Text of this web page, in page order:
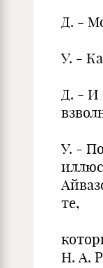
Д. -
У. -
Д. - И
У. -
те,
Н. А.